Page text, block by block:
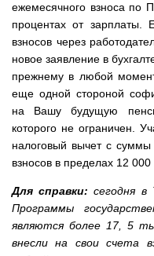
ежемесячного взноса по
процентах от зарплаты.
взносов через
новое заявление в
прежнему в любой
еще одной стороной
на Вашу будущую
которого не ограничен.
налоговый вычет с
взносов в пределах 12 000
Для справки:сегодня в
Программы
являются более 17, 5
внесли на свои счета